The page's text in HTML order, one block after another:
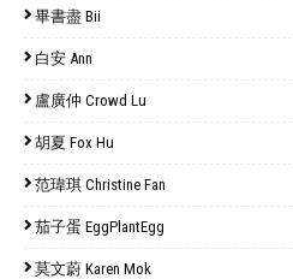
畢書盡 Bii
白安 Ann
盧廣仲 Crowd Lu
胡夏 Fox Hu
范瑋琪 Christine Fan
茄子蛋 EggPlantEgg
莫文蔚 Karen Mok